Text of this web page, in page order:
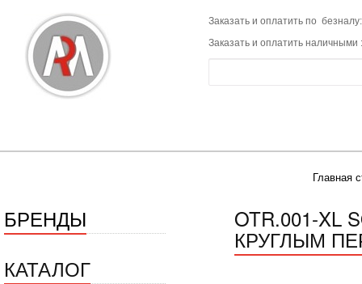
Заказать и оплатить по
Заказать и оплатить наличными
Главная
БРЕНДЫ
КАТАЛОГ
OTR.001-XL
КРУГЛЫМ